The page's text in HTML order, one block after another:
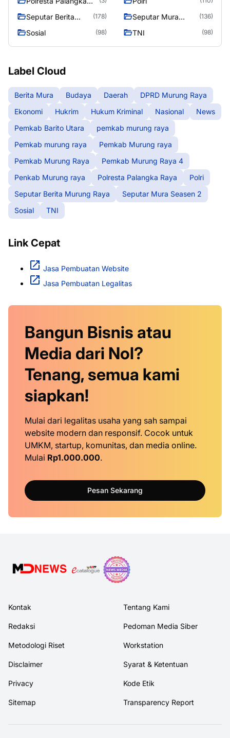
Seputar Berita
(178)
Seputar Mura
(136)
Sosial (98) TNI (98)
Label Cloud
Berita Mura Budaya Daerah
DPRD Murung Raya
Ekonomi
Hukrim Hukum Kriminal Nasional
News
Pemkab Barito Utara
pemkab murung raya
Pemkab murung raya
Pemkab Murung raya
Pemkab Murung Raya
Pemkab Murung Raya 4
Penkab Murung raya
Polresta Palangka Raya
Polri
Seputar Berita Murung Raya
Seputar Mura Seasen 2
Sosial
TNI
Link Cepat
Jasa Pembuatan Website
Jasa Pembuatan Legalitas
Bangun Bisnis atau
Media dari Nol?
Tenang, semua kami
siapkan!
Mulai dari legalitas usaha yang sah sampai
website modern dan responsif. Cocok untuk
UMKM, startup, komunitas, dan media online.
Mulai Rp1.000.000.
Pesan Sekarang
Kontak Tentang Kami
Redaksi Pedoman Media Siber
Metodologi Riset Workstation
Disclaimer Syarat & Ketentuan
Privacy Kode Etik
Sitemap Transparency Report